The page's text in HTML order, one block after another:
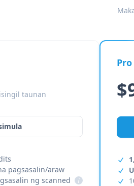
taunan
pagsasalin/araw
ng scanned
i
Pro